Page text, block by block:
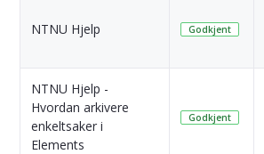
NTNU Hjelp Godkjent
NTNU Hjelp -
Hvordan arkivere
enkeltsaker i
Elements
Godkjent